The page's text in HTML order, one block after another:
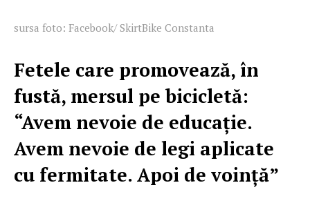
sursa foto: Facebook/ SkirtBike Constanta
Fetele care promovează, în
fustă, mersul pe bicicletă:
“Avem nevoie de educație.
Avem nevoie de legi aplicate
cu fermitate. Apoi de voință”